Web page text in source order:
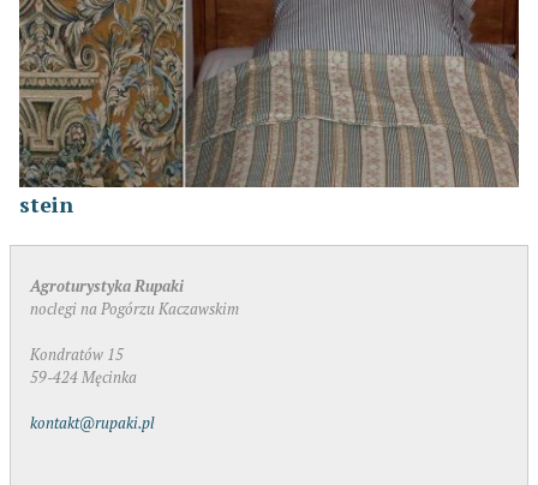
stein
Agroturystyka Rupaki
noclegi na Pogórzu Kaczawskim
Kondratów 15
59-424 Męcinka
kontakt@rupaki.pl